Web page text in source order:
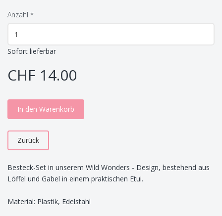
Anzahl *
Sofort lieferbar
CHF 14.00
In den Warenkorb
Zurück
Besteck-Set in unserem Wild Wonders - Design, bestehend aus
Löffel und Gabel in einem praktischen Etui.
Material: Plastik, Edelstahl